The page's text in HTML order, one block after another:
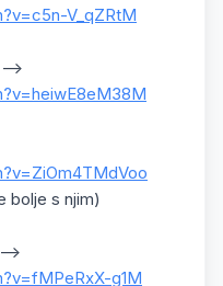
V_qZRtM
-->
bolje s njim)
-->
g1M